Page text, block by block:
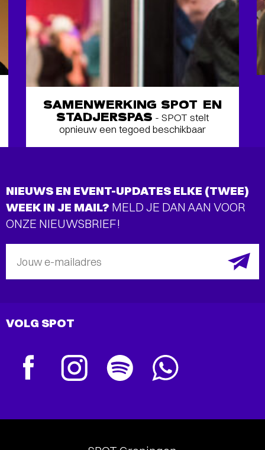
SAMENWERKING SPOT EN
STADJERSPAS - SPOT stelt
opnieuw een tegoed beschikbaar
NIEUWS EN EVENT-UPDATES ELKE (TWEE)
WEEK IN JE MAIL? MELD JE DAN AAN VOOR
ONZE NIEUWSBRIEF!
Jouw e-mailadres
VOLG SPOT